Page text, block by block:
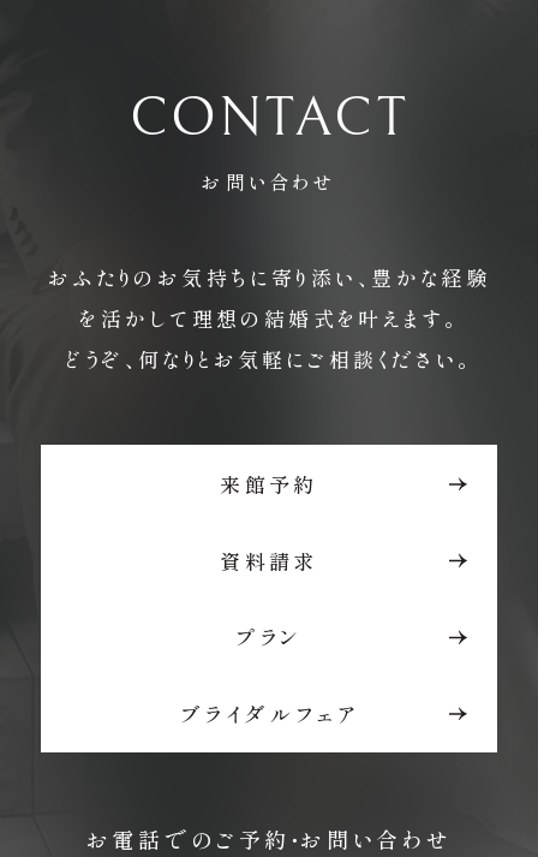
CONTACT
お問い合わせ
おふたりのお気持ちに寄り添い、豊かな経験
を活かして理想の結婚式を叶えます。
どうぞ、何なりとお気軽にご相談ください。
来館予約
資料請求
プラン
ブライダルフェア
お電話でのご予約・お問い合わせ